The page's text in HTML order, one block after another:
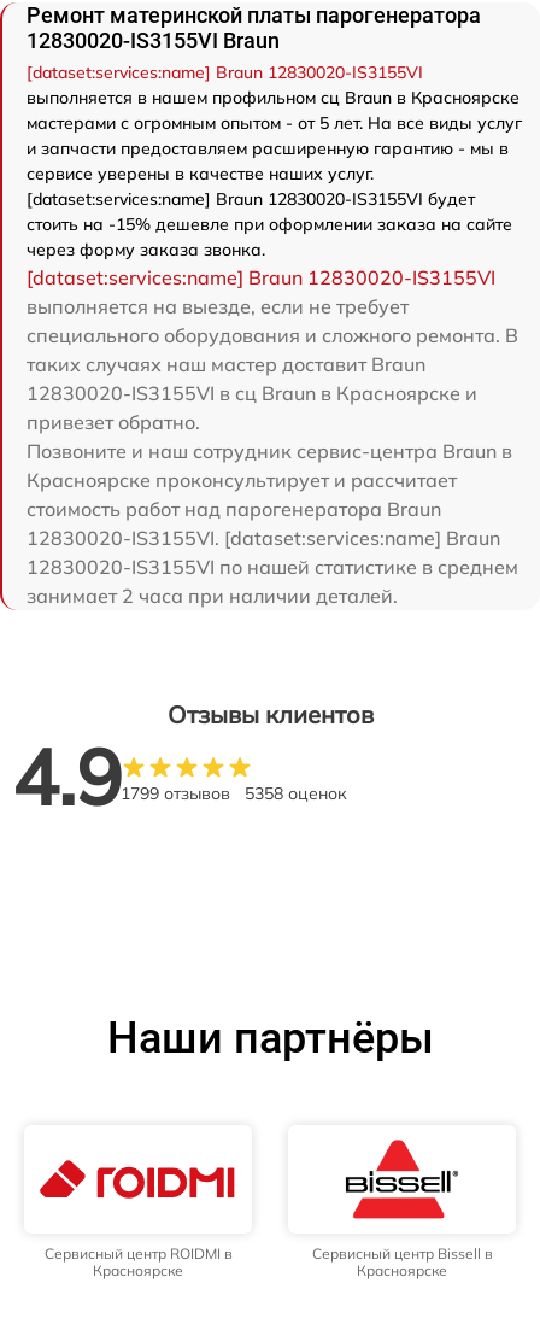
Ремонт материнской платы парогенератора
12830020-IS3155VI Braun
[dataset:services:name] Braun 12830020-IS3155VI
выполняется в нашем профильном сц Braun в Красноярске
мастерами с огромным опытом - от 5 лет. На все виды услуг
и запчасти предоставляем расширенную гарантию - мы в
сервисе уверены в качестве наших услуг.
[dataset:services:name] Braun 12830020-IS3155VI будет
стоить на -15% дешевле при оформлении заказа на сайте
через форму заказа звонка.
[dataset:services:name] Braun 12830020-IS3155VI
выполняется на выезде, если не требует
специального оборудования и сложного ремонта. В
таких случаях наш мастер доставит Braun
12830020-IS3155VI в сц Braun в Красноярске и
привезет обратно.
Позвоните и наш сотрудник сервис-центра Braun в
Красноярске проконсультирует и рассчитает
стоимость работ над парогенератора Braun
12830020-IS3155VI. [dataset:services:name] Braun
12830020-IS3155VI по нашей статистике в среднем
занимает 2 часа при наличии деталей.
Отзывы клиентов
4.91799 отзывов 5358 оценок
Наши партнёры
Сервисный центр ROIDMI в
Красноярске
Сервисный центр Bissell в
Красноярске